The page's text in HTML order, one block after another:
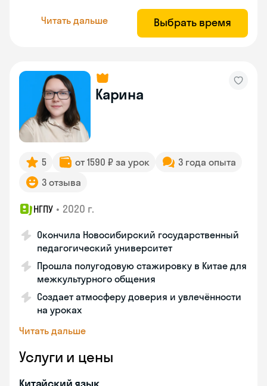
Читать дальше Выбрать время
Карина
5 от 1590 ₽ за урок
3 года опыта
3 отзыва
НГПУ • 2020 г.
Окончила Новосибирский государственный
педагогический университет
Прошла полугодовую стажировку в Китае для
межкультурного общения
Создает атмосферу доверия и увлечённости
на уроках
Читать дальше
Услуги и цены